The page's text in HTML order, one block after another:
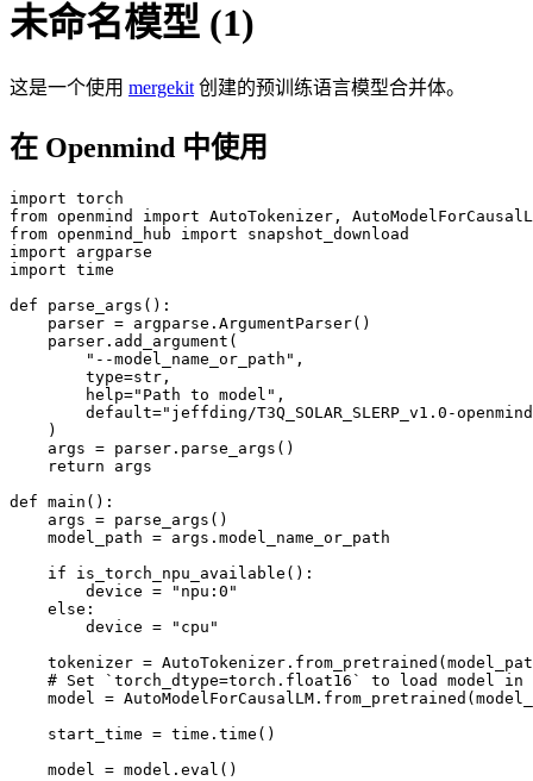
未命名模型 (1)
这是一个使用 mergekit创建的预训练语言模型合并体。
在 Openmind 中使用
import torch
from openmind import AutoTokenizer,
from openmind_hub import snapshot_download
import argparse
import time
def parse_args():
    parser = argparse.ArgumentParser()
    parser.add_argument(
        "--model_name_or_path",
        type=str,
        help="Path to model",
default="jeffding/T3Q_SOLAR_SLERP_v1.0-
    )
    args = parser.parse_args()
    return args
def main():
    args = parse_args()
    model_path = args.model_name_or_path
    if is_torch_npu_available():
        device = "npu:0"
    else:
        device = "cpu"
tokenizer =
# Set `torch_dtype=torch.float16` to load model
model =
    start_time = time.time()
    model = model.eval()